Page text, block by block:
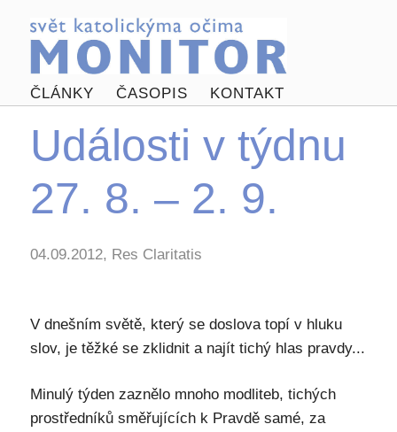
ČLÁNKY ČASOPIS KONTAKT
Události v týdnu
27. 8. – 2. 9.
04.09.2012, Res Claritatis
V dnešním světě, který se doslova topí v hluku
slov, je těžké se zklidnit a najít tichý hlas pravdy...
Minulý týden zaznělo mnoho modliteb, tichých
prostředníků směřujících k Pravdě samé, za